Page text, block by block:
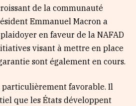
de la communauté
Emmanuel Macron a
en faveur de la NAFAD
visant à mettre en place
sont également en cours.
particulièrement favorable. Il
que les États développent